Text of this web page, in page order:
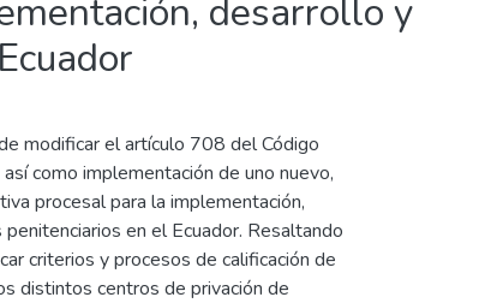
desarrollo y
modificar el artículo 708 del Código
como implementación de uno nuevo,
procesal para la implementación,
en el Ecuador. Resaltando
criterios y procesos de calificación de
distintos centros de privación de